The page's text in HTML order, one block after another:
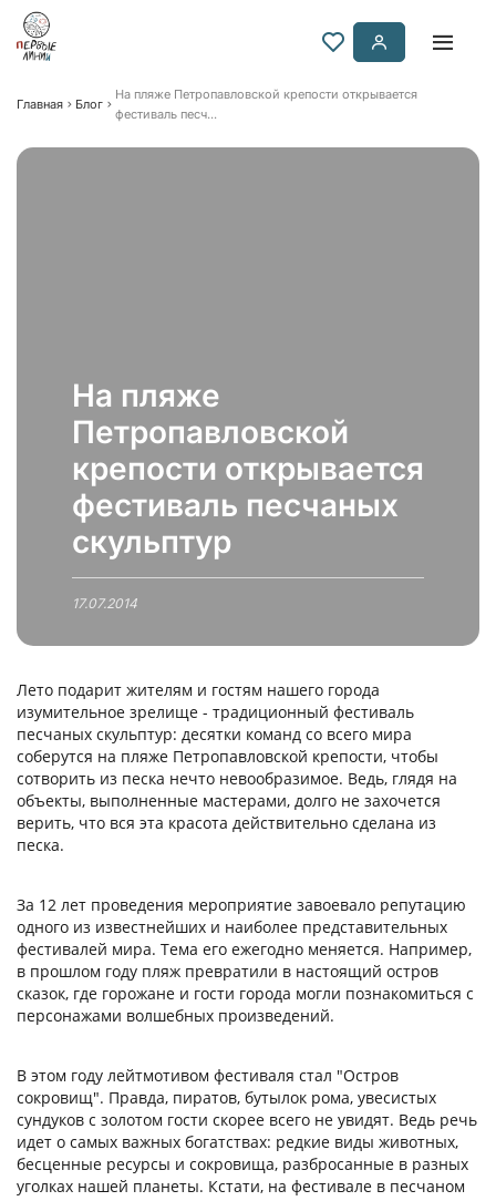
Главная Блог
На пляже Петропавловской крепости открывается
фестиваль песч...
На пляже
Петропавловской
крепости открывается
фестиваль песчаных
скульптур
17.07.2014
Лето подарит жителям и гостям нашего города
изумительное зрелище - традиционный фестиваль
песчаных скульптур: десятки команд со всего мира
соберутся на пляже Петропавловской крепости, чтобы
сотворить из песка нечто невообразимое. Ведь, глядя на
объекты, выполненные мастерами, долго не захочется
верить, что вся эта красота действительно сделана из
песка.
За 12 лет проведения мероприятие завоевало репутацию
одного из известнейших и наиболее представительных
фестивалей мира. Тема его ежегодно меняется. Например,
в прошлом году пляж превратили в настоящий остров
сказок, где горожане и гости города могли познакомиться с
персонажами волшебных произведений.
В этом году лейтмотивом фестиваля стал "Остров
сокровищ". Правда, пиратов, бутылок рома, увесистых
сундуков с золотом гости скорее всего не увидят. Ведь речь
идет о самых важных богатствах: редкие виды животных,
бесценные ресурсы и сокровища, разбросанные в разных
уголках нашей планеты. Кстати, на фестивале в песчаном